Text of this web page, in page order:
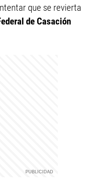
que se revierta
de Casación